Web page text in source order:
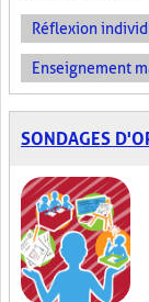
Réflexion
Enseignement
SONDAGES